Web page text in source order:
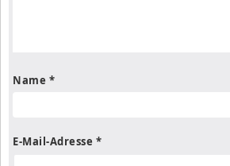
Name *
E-Mail-Adresse *